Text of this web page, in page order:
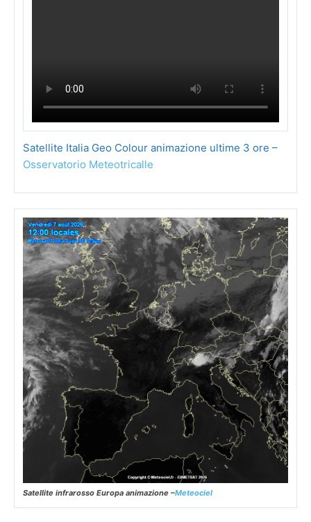
Satellite Italia Geo Colour animazione ultime 3 ore –
Osservatorio Meteotricalle
Satellite infrarosso Europa animazione –Meteociel